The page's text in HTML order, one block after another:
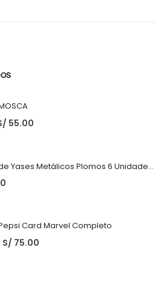
55.00
Juego de Yases Metálicos Plomos 6 Unidades + Pelota de Goma (En Bolsita Lista para Regalar)
Card Marvel Completo
S/ 75.00